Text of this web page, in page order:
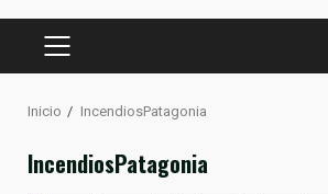
MENÚ
Inicio IncendiosPatagonia
IncendiosPatagonia